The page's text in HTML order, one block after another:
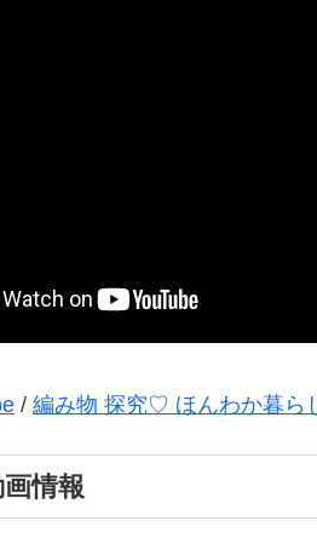
/ 編み物 探究♡ ほんわか暮ら
情報